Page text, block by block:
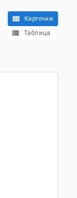
Карточки
Таблица